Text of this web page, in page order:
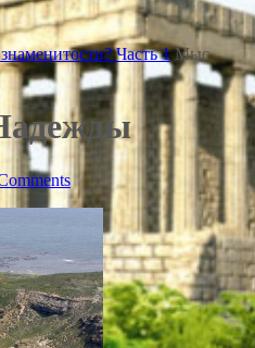
Часть 1 Мыс